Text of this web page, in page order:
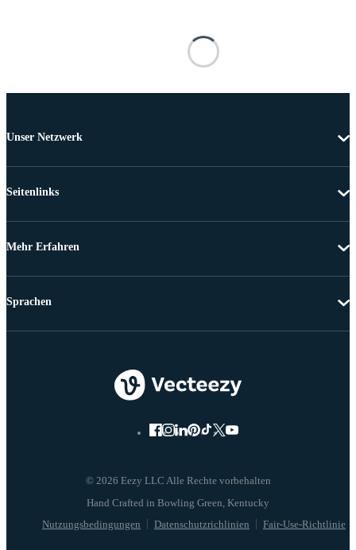
Unser Netzwerk
Seitenlinks
Mehr Erfahren
© 2026 Eezy LLC Alle Rechte vorbehalten
Nutzungsbedingungen Datenschutzrichlinien Fair-Use-Richtlinie
Sprachen